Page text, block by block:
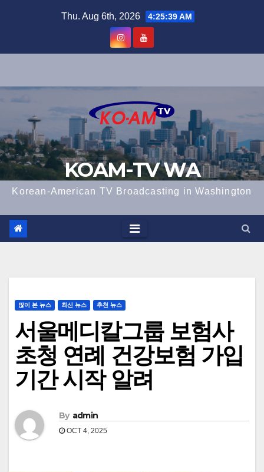
Thu. Aug 6th, 2026 4:25:39 AM
KOAM-TV WA
Korean-American TV Broadcasting in Washington
많이 본 뉴스 최신 뉴스 추천 뉴스
서울메디칼그룹 보험사
초청 연례 건강보험 가입
기간 시작 알려
By admin
OCT 4, 2025